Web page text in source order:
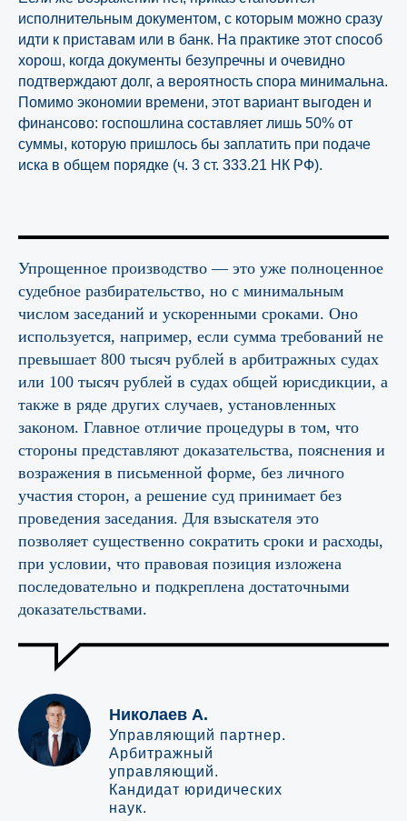
исполнительным документом, с которым можно сразу
идти к приставам или в банк. На практике этот способ
хорош, когда документы безупречны и очевидно
подтверждают долг, а вероятность спора минимальна.
Помимо экономии времени, этот вариант выгоден и
финансово: госпошлина составляет лишь 50% от
суммы, которую пришлось бы заплатить при подаче
иска в общем порядке (ч. 3 ст. 333.21 НК РФ).
Упрощенное производство — это уже полноценное
судебное разбирательство, но с минимальным
числом заседаний и ускоренными сроками. Оно
используется, например, если сумма требований не
превышает 800 тысяч рублей в арбитражных судах
или 100 тысяч рублей в судах общей юрисдикции, а
также в ряде других случаев, установленных
законом. Главное отличие процедуры в том, что
стороны представляют доказательства, пояснения и
возражения в письменной форме, без личного
участия сторон, а решение суд принимает без
проведения заседания. Для взыскателя это
позволяет существенно сократить сроки и расходы,
при условии, что правовая позиция изложена
последовательно и подкреплена достаточными
доказательствами.
Николаев А.
Управляющий партнер.
Арбитражный
управляющий.
Кандидат юридических
наук.